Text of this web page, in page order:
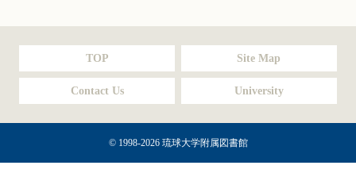
TOP Site Map
Contact Us University
© 1998-2026 琉球大学附属図書館